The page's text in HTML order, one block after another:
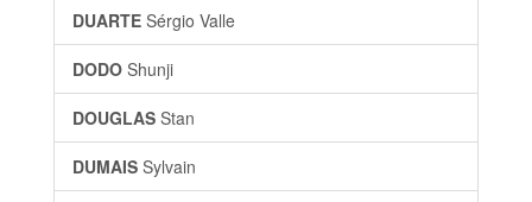
DUARTE Sérgio Valle
DODO Shunji
DOUGLAS Stan
DUMAIS Sylvain